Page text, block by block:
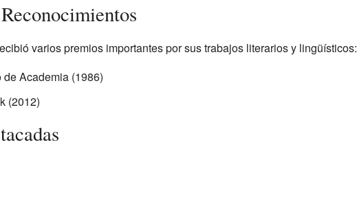
varios premios importantes por sus trabajos literarios y lingüísticos:
Academia (1986)
(2012)